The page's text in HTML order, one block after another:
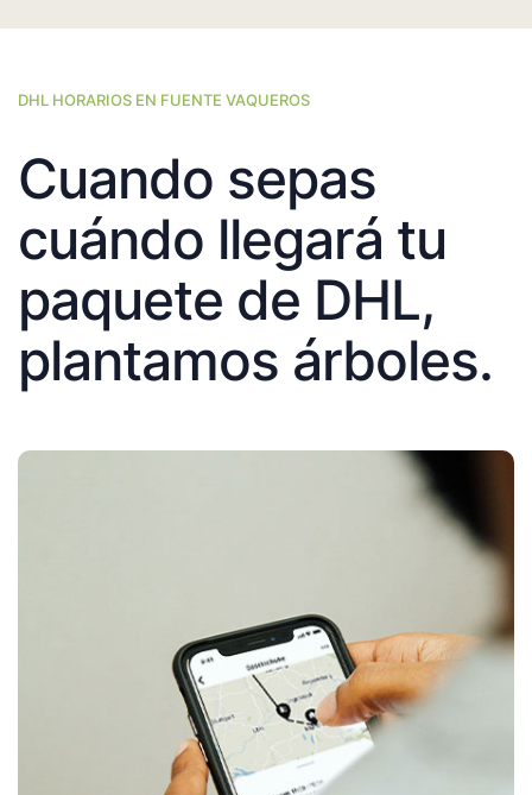
DHL HORARIOS EN FUENTE VAQUEROS
Cuando sepas
cuándo llegará tu
paquete de DHL,
plantamos árboles.